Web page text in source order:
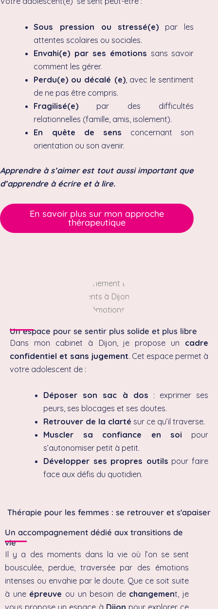
Sous pression ou stressé(e) par les
attentes scolaires ou sociales.
Envahi(e) par ses émotions sans savoir
comment les gérer.
Perdu(e) ou décalé (e), avec le sentiment
de ne pas être compris.
Fragilisé(e) par des difficultés
relationnelles (famille, amis, isolement).
En quête de sens concernant son
orientation ou son avenir.
Apprendre à s’aimer est tout aussi important que
d’apprendre à écrire et à lire.
En savoir plus sur mon approche
thérapeutique
Un espace pour se sentir plus solide et plus libre
Dans mon cabinet à Dijon, je propose un cadre
confidentiel et sans jugement. Cet espace permet à
votre adolescent de :
Déposer son sac à dos : exprimer ses
peurs, ses blocages et ses doutes.
Retrouver de la clarté sur ce qu’il traverse.
Muscler sa confiance en soi pour
s’autonomiser petit à petit.
Développer ses propres outils pour faire
face aux défis du quotidien.
Thérapie pour les femmes : se retrouver et s'apaiser
Un accompagnement dédié aux transitions de
vie
Il y a des moments dans la vie où l’on se sent
bousculée, perdue, traversée par des émotions
intenses ou envahie par le doute. Que ce soit suite
à une épreuve ou un besoin de changement, je